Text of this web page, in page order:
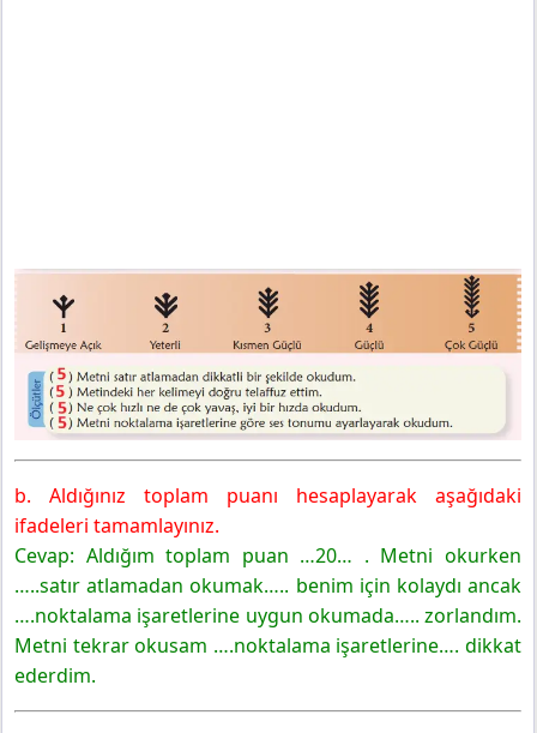
b. Aldığınız toplam puanı hesaplayarak aşağıdaki
ifadeleri tamamlayınız.
Cevap: Aldığım toplam puan …20… . Metni okurken
…..satır atlamadan okumak….. benim için kolaydı ancak
….noktalama işaretlerine uygun okumada….. zorlandım.
Metni tekrar okusam ….noktalama işaretlerine…. dikkat
ederdim.